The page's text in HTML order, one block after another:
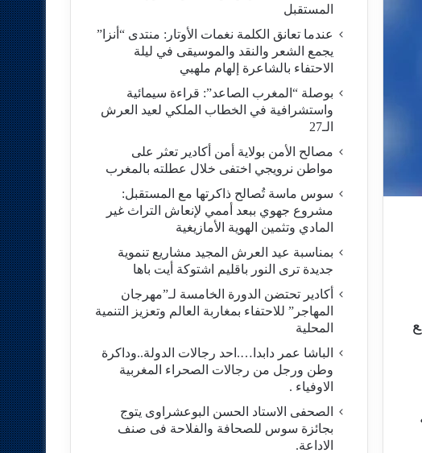
المستقبل
​عندما تعانق الكلمة نغمات الأوتار: منتدى “أنزا”
يجمع الشعر والنقد والموسيقى في ليلة
الاحتفاء بالشاعرة إلهام ملهبي
بوصلة “المغرب الصاعد”: قراءة سيمائية
واستشرافية في الخطاب الملكي لعيد العرش
الـ27
مصالح الأمن بولاية أمن أكادير تعثر على
مواطن نرويجي اختفى خلال عطلته بالمغرب
سوس ماسة تُصالح ذاكرتها مع المستقبل:
مشروع جهوي ببعد أممي لإنعاش التراث غير
المادي وتثمين الهوية الأمازيغية
بمناسبة عيد العرش المجيد مشاريع تنموية
جديدة ترى النور باقليم اشتوكة أيت باها
أكادير تحتضن الدورة الخامسة لـ”مهرجان
المهاجر” للاحتفاء بمغاربة العالم وتعزيز التنمية
المحلية
الباشا عمر دابدا….احد رجالات الدولة..وداكرة
وطن ورجل من رجالات الصحراء المغربية
الاوفياء .
الصحفى الاستاد الحسن البوعشراوى يتوج
بجائزة سوس للصحافة والفلاحة فى صنف
الاداعة.